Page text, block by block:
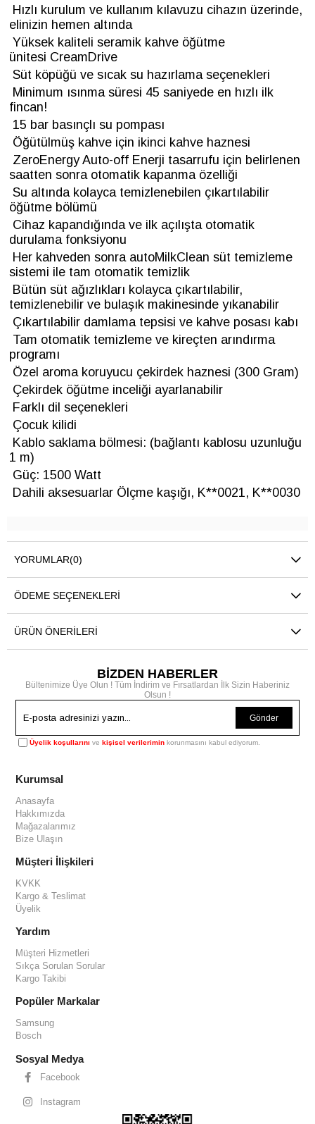
Hızlı kurulum ve kullanım kılavuzu cihazın üzerinde,
elinizin hemen altında
Yüksek kaliteli seramik kahve öğütme
ünitesi CreamDrive
Süt köpüğü ve sıcak su hazırlama seçenekleri
Minimum ısınma süresi 45 saniyede en hızlı ilk
fincan!
15 bar basınçlı su pompası
Öğütülmüş kahve için ikinci kahve haznesi
ZeroEnergy Auto-off Enerji tasarrufu için belirlenen
saatten sonra otomatik kapanma özelliği
Su altında kolayca temizlenebilen çıkartılabilir
öğütme bölümü
Cihaz kapandığında ve ilk açılışta otomatik
durulama fonksiyonu
Her kahveden sonra autoMilkClean süt temizleme
sistemi ile tam otomatik temizlik
Bütün süt ağızlıkları kolayca çıkartılabilir,
temizlenebilir ve bulaşık makinesinde yıkanabilir
Çıkartılabilir damlama tepsisi ve kahve posası kabı
Tam otomatik temizleme ve kireçten arındırma
programı
Özel aroma koruyucu çekirdek haznesi (300 Gram)
Çekirdek öğütme inceliği ayarlanabilir
Farklı dil seçenekleri
Çocuk kilidi
Kablo saklama bölmesi: (bağlantı kablosu uzunluğu
1 m)
Güç: 1500 Watt
Dahili aksesuarlar Ölçme kaşığı, K**0021, K**0030
YORUMLAR(0)
ÖDEME SEÇENEKLERI
ÜRÜN ÖNERILERI
BİZDEN HABERLER
Bültenimize Üye Olun ! Tüm İndirim ve Fırsatlardan İlk Sizin Haberiniz
Olsun !
Gönder
Üyelik koşullarını vekişisel verilerimin korunmasını kabul ediyorum.
Kurumsal
Anasayfa
Hakkımızda
Mağazalarımız
Bize Ulaşın
Müşteri İlişkileri
KVKK
Kargo & Teslimat
Üyelik
Yardım
Müşteri Hizmetleri
Sıkça Sorulan Sorular
Kargo Takibi
Popüler Markalar
Samsung
Bosch
Sosyal Medya
Facebook
Instagram